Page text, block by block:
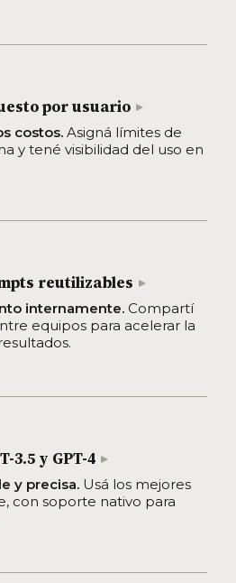
por usuario
costos. Asigná límites de
y tené visibilidad del uso en
reutilizables
internamente. Compartí
equipos para acelerar la
3.5 y GPT-4
y precisa. Usá los mejores
con soporte nativo para